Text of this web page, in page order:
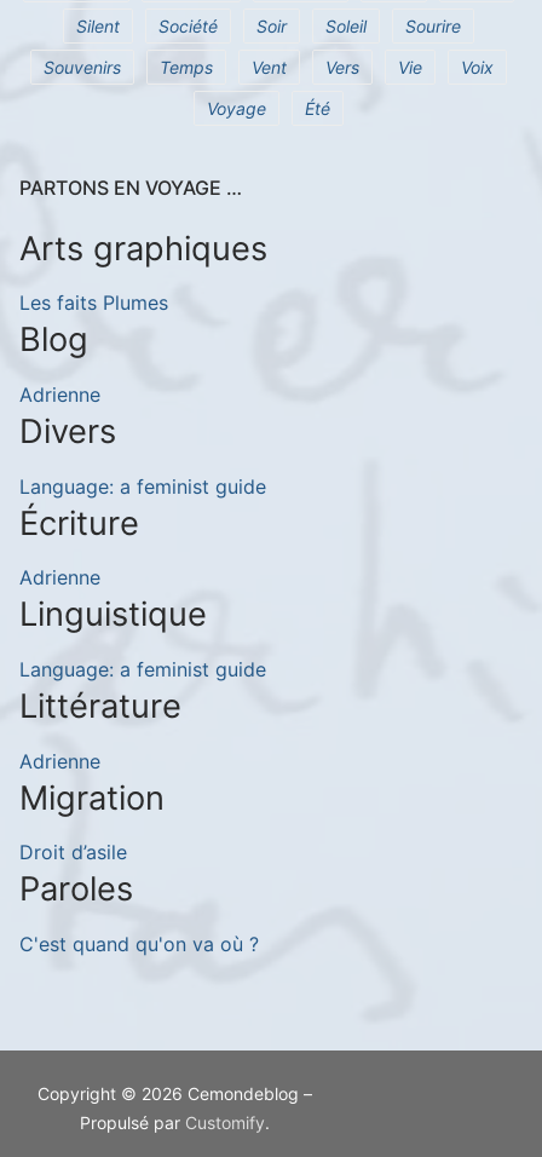
Silent
Société Soir Soleil
Sourire
Souvenirs
Temps Vent Vers Vie
Voix
Voyage
Été
PARTONS EN VOYAGE …
Arts graphiques
Les faits Plumes
Blog
Adrienne
Divers
Language: a feminist guide
Écriture
Adrienne
Linguistique
Language: a feminist guide
Littérature
Adrienne
Migration
Droit d’asile
Paroles
C'est quand qu'on va où ?
Copyright © 2026 Cemondeblog –
Propulsé par Customify.